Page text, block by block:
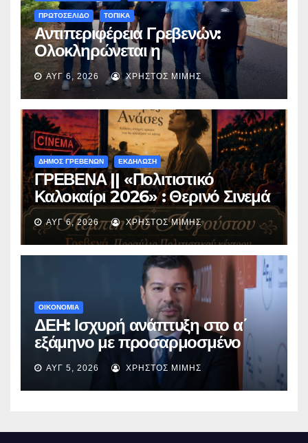
ΠΡΩΤΟΣΕΛΙΔΟ ΤΟΠΙΚΑ
Αντιπεριφέρεια Γρεβενών:
Ολοκληρώνεται η
ασφαλτόστρωση της οδού
Περιβόλι – Αβδέλλα
ΑΥΓ 6, 2026 ΧΡΉΣΤΟΣ ΜΊΜΗΣ
ΔΗΜΟΣ ΓΡΕΒΕΝΩΝ ΕΚΔΗΛΩΣΗ
ΓΡΕΒΕΝΑ || «Πολιτιστικό
Καλοκαίρι 2026» : Θερινό Σινεμά
με την βραβευμένη ταινία
«Μικρές Ανάσες».
ΑΥΓ 6, 2026 ΧΡΉΣΤΟΣ ΜΊΜΗΣ
ΟΙΚΟΝΟΜΙΑ
ΔΕΗ: Ισχυρή ανάπτυξη στο α΄
εξάμηνο με προσαρμοσμένο
EBITDA στα €1,2 δισ.
ΑΥΓ 5, 2026 ΧΡΉΣΤΟΣ ΜΊΜΗΣ